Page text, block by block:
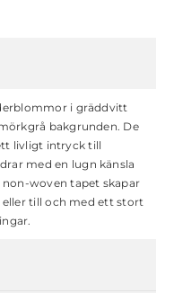
i gräddvitt
bakgrunden. De
livligt intryck till
med en lugn känsla
woven tapet skapar
till och med ett stort